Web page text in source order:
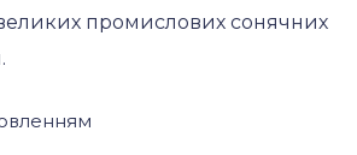
промислових сонячних